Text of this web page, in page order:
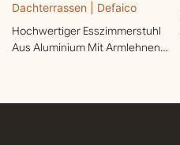
Hochwertiger Esszimmerstuhl
Aus Aluminium Mit Armlehnen